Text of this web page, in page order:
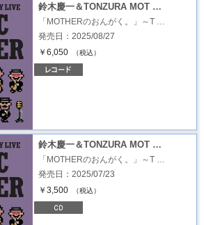
鈴木慶一＆TONZURA MOT …
「MOTHERのおんがく。」～T …
発売日：2025/08/27
￥6,050
（税込）
鈴木慶一＆TONZURA MOT …
「MOTHERのおんがく。」～T …
発売日：2025/07/23
￥3,500
（税込）